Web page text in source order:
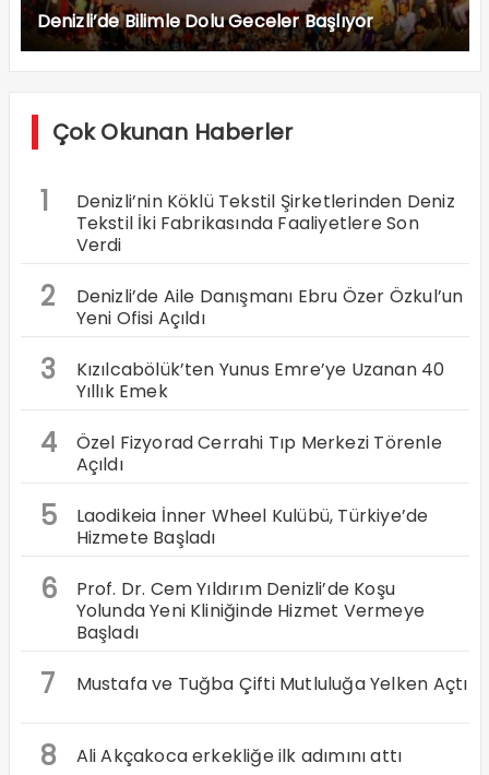
Denizli’de Bilimle Dolu Geceler Başlıyor
Çok Okunan Haberler
1
Denizli’nin Köklü Tekstil Şirketlerinden Deniz
Tekstil İki Fabrikasında Faaliyetlere Son
Verdi
2
Denizli’de Aile Danışmanı Ebru Özer Özkul’un
Yeni Ofisi Açıldı
3
Kızılcabölük’ten Yunus Emre’ye Uzanan 40
Yıllık Emek
4
Özel Fizyorad Cerrahi Tıp Merkezi Törenle
Açıldı
5
Laodikeia İnner Wheel Kulübü, Türkiye’de
Hizmete Başladı
6
Prof. Dr. Cem Yıldırım Denizli’de Koşu
Yolunda Yeni Kliniğinde Hizmet Vermeye
Başladı
7 Mustafa ve Tuğba Çifti Mutluluğa Yelken Açtı
8 Ali Akçakoca erkekliğe ilk adımını attı